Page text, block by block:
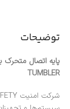
توضیحات
TUMBLER